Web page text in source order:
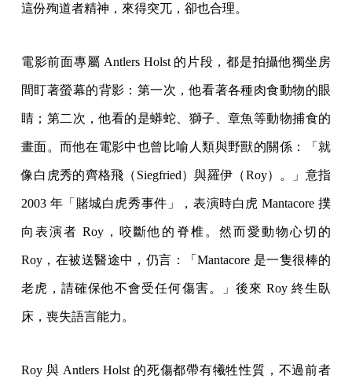
這份殉道者精神，來得突兀，卻也合理。
電影前面專屬 Antlers Holst 的片段，都是拍攝他獨坐房
間盯著螢幕的背影：第一次，他看著各種肉食動物的眼
睛；第二次，他看的是蟒蛇、獅子、章魚等動物捕食的
畫面。而他在電影中也曾比喻人類與野獸的關係：「就
像白虎秀的齊格飛（Siegfried）與羅伊（Roy）。」意指
2003 年「賭城白虎秀事件」，表演時白虎 Mantacore 撲
向表演者 Roy，咬斷他的脊椎。然而愛動物心切的
Roy，在被送醫途中，仍言：「Mantacore 是一隻很棒的
老虎，請確保他不會受任何傷害。」後來 Roy 終生臥
床，喪失語言能力。
Roy 與 Antlers Holst 的死傷都帶有犧牲性質，不過前者